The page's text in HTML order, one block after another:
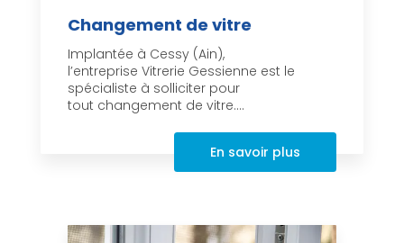
Changement de vitre
Implantée à Cessy (Ain),
l’entreprise Vitrerie Gessienne est le
spécialiste à solliciter pour
tout changement de vitre....
En savoir plus